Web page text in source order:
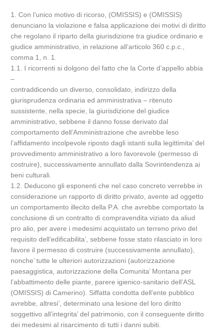
1. Con l’unico motivo di ricorso, (OMISSIS) e (OMISSIS)
denunciano la violazione e falsa applicazione dei motivi di diritto
che regolano il riparto della giurisdizione tra giudice ordinario e
giudice amministrativo, in relazione all’articolo 360 c.p.c.,
comma 1, n. 1.
1.1. I ricorrenti si dolgono del fatto che la Corte d’appello abbia
–
contraddicendo un diverso, consolidato, indirizzo della
giurisprudenza ordinaria ed amministrativa – ritenuto
sussistente, nella specie, la giurisdizione del giudice
amministrativo, sebbene il danno fosse derivato dal
comportamento dell’Amministrazione che avrebbe leso
l’affidamento incolpevole riposto dagli istanti sulla legittimita’ del
provvedimento amministrativo a loro favorevole (permesso di
costruire), successivamente annullato dalla Sovrintendenza ai
beni culturali.
1.2. Deducono gli esponenti che nel caso concreto verrebbe in
considerazione un rapporto di diritto privato, avente ad oggetto
un comportamento illecito della P.A. che avrebbe comportato la
conclusione di un contratto di compravendita viziato da aliud
pro alio, per avere i medesimi acquistato un terreno privo del
requisito dell’edificabilita’, sebbene fosse stato rilasciato in loro
favore il permesso di costruire (successivamente annullato),
nonche’ tutte le ulteriori autorizzazioni (autorizzazione
paesaggistica, autorizzazione della Comunita’ Montana per
l’abbattimento delle piante, parere igienico-sanitario dell’ASL
(OMISSIS) di Camerino). Siffatta condotta dell’ente pubblico
avrebbe, altresi’, determinato una lesione del loro diritto
soggettivo all’integrita’ del patrimonio, con il conseguente diritto
dei medesimi al risarcimento di tutti i danni subiti.